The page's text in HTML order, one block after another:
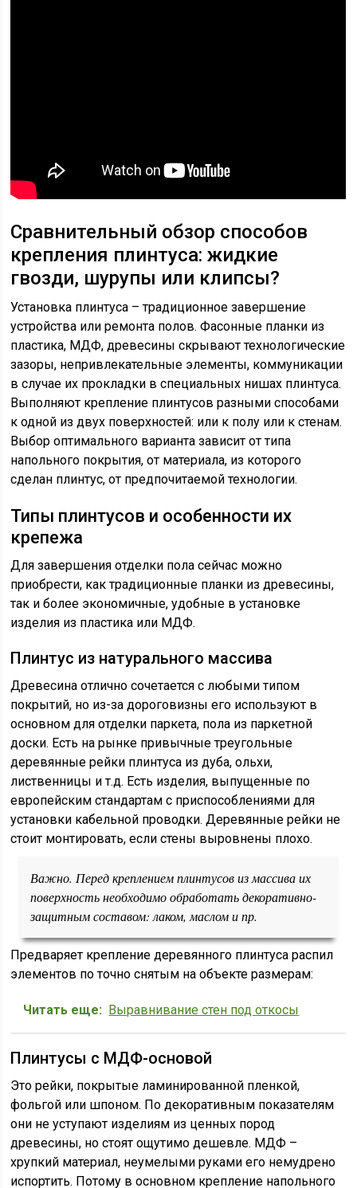
Сравнительный обзор способов
крепления плинтуса: жидкие
гвозди, шурупы или клипсы?
Установка плинтуса – традиционное завершение
устройства или ремонта полов. Фасонные планки из
пластика, МДФ, древесины скрывают технологические
зазоры, непривлекательные элементы, коммуникации
в случае их прокладки в специальных нишах плинтуса.
Выполняют крепление плинтусов разными способами
к одной из двух поверхностей: или к полу или к стенам.
Выбор оптимального варианта зависит от типа
напольного покрытия, от материала, из которого
сделан плинтус, от предпочитаемой технологии.
Типы плинтусов и особенности их
крепежа
Для завершения отделки пола сейчас можно
приобрести, как традиционные планки из древесины,
так и более экономичные, удобные в установке
изделия из пластика или МДФ.
Плинтус из натурального массива
Древесина отлично сочетается с любыми типом
покрытий, но из-за дороговизны его используют в
основном для отделки паркета, пола из паркетной
доски. Есть на рынке привычные треугольные
деревянные рейки плинтуса из дуба, ольхи,
лиственницы и т.д. Есть изделия, выпущенные по
европейским стандартам с приспособлениями для
установки кабельной проводки. Деревянные рейки не
стоит монтировать, если стены выровнены плохо.
Важно. Перед креплением плинтусов из массива их
поверхность необходимо обработать декоративно-
защитным составом: лаком, маслом и пр.
Предваряет крепление деревянного плинтуса распил
элементов по точно снятым на объекте размерам:
Читать еще: Выравнивание стен под откосы
Плинтусы с МДФ-основой
Это рейки, покрытые ламинированной пленкой,
фольгой или шпоном. По декоративным показателям
они не уступают изделиям из ценных пород
древесины, но стоят ощутимо дешевле. МДФ –
хрупкий материал, неумелыми руками его немудрено
испортить. Потому в основном крепление напольного